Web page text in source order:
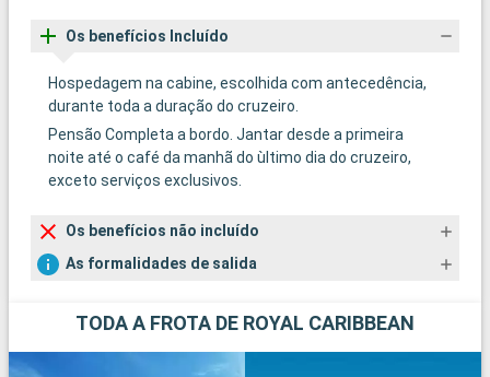
Os benefícios Incluído
Hospedagem na cabine, escolhida com antecedência,
durante toda a duração do cruzeiro.
Pensão Completa a bordo. Jantar desde a primeira
noite até o café da manhã do ùltimo dia do cruzeiro,
exceto serviços exclusivos.
Os benefícios não incluído
As formalidades de salida
TODA A FROTA DE ROYAL CARIBBEAN